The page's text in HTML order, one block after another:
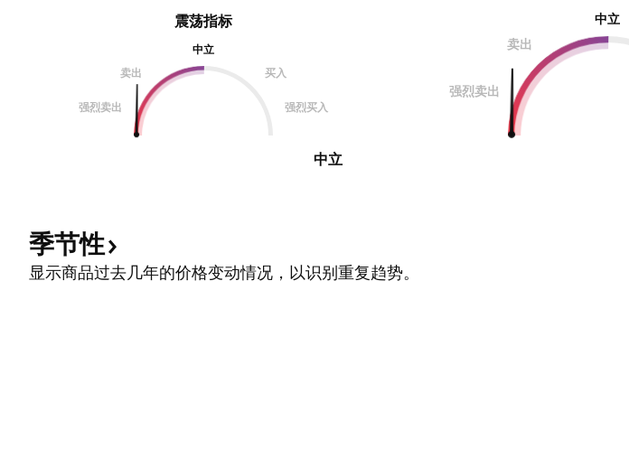
震荡指标
中立
卖出
买入
强烈卖出 强烈买入
中立
中立
卖出
强烈卖出
季节性
显示商品过去几年的价格变动情况，以识别重复趋势。